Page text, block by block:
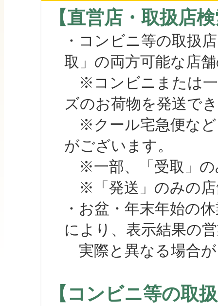
【直営店・取扱店
・コンビニ等の取扱
取」の両方可能な店
※コンビニまたは一
ズのお荷物を発送で
※クール宅急便など
がございます。
※一部、「受取」の
※「発送」のみの店
・お盆・年末年始の
により、表示結果の
実際と異なる場合が
【コンビニ等の取